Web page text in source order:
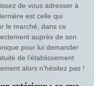
de vous adresser à
est celle qui
le marché, dans ce
auprès de son
pour lui demander
de l’établissement
alors n’hésitez pas !